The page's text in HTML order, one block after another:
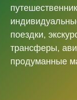
поездки,
трансферы,
продуманные